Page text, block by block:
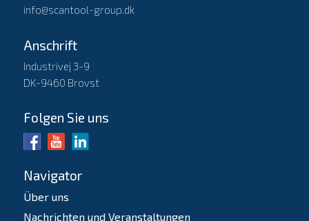
info@scantool-group.dk
Anschrift
Industrivej 3-9
DK-9460 Brovst
Folgen Sie uns
Navigator
Über uns
Nachrichten und Veranstaltungen